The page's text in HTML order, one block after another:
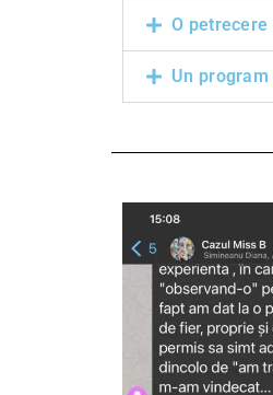
O
Un